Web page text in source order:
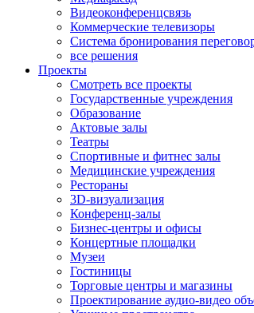
Видеоконференцсвязь
Коммерческие телевизоры
Система бронирования
все решения
Проекты
Смотреть все проекты
Государственные учреждения
Образование
Актовые залы
Театры
Спортивные и фитнес залы
Медицинские учреждения
Рестораны
3D-визуализация
Конференц-залы
Бизнес-центры и офисы
Концертные площадки
Музеи
Гостиницы
Торговые центры и магазины
Проектирование аудио-видео